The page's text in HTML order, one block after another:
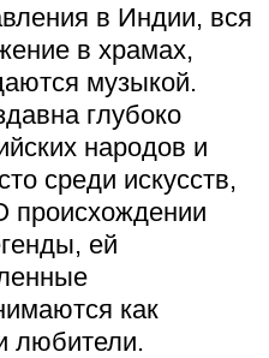
в Индии, вся
в храмах,
музыкой.
глубоко
народов и
среди искусств,
ей
как
любители.